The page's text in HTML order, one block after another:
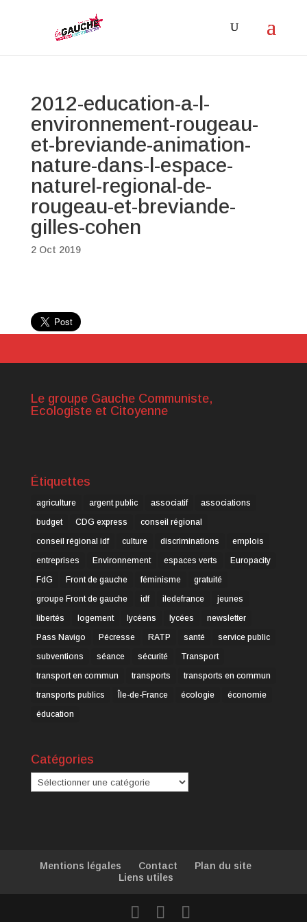
2012-education-a-l-
environnement-rougeau-
et-breviande-animation-
nature-dans-l-espace-
naturel-regional-de-
rougeau-et-breviande-
gilles-cohen
2 Oct 2019
Le groupe Gauche Communiste,
Ecologiste et Citoyenne
Étiquettes
agriculture argent public associatif
associations
budget
CDG express
conseil régional
conseil régional idf
culture discriminations
emplois
entreprises
Environnement espaces verts
Europacity
FdG
Front de gauche féminisme
gratuité
groupe Front de gauche
idf iledefrance
jeunes
libertés
logement lycéens lycées
newsletter
Pass Navigo
Pécresse RATP santé
service public
subventions
séance sécurité
Transport
transport en commun
transports
transports en commun
transports publics
Île-de-France écologie
économie
éducation
Catégories
Catégories
Mentions légales Contact
Plan du site
Liens utiles